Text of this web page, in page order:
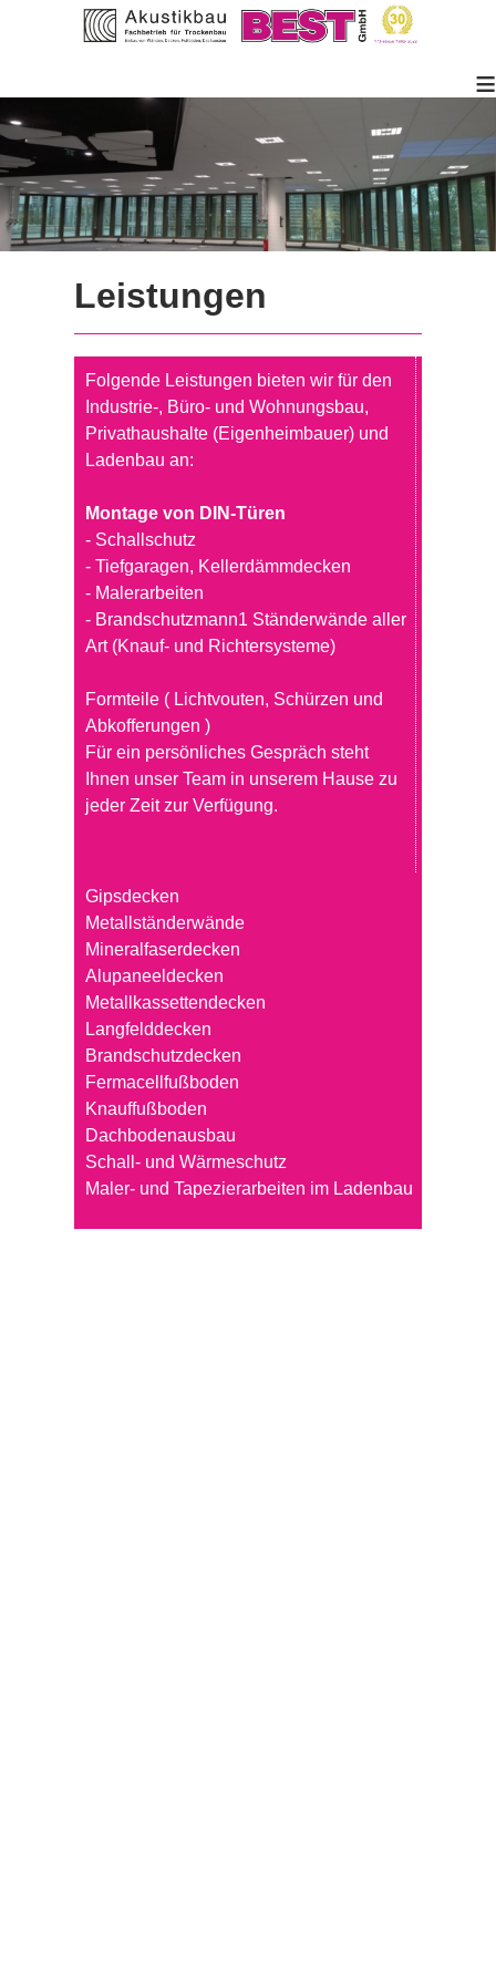
≡
Leistungen
Folgende Leistungen bieten wir für den
Industrie-, Büro- und Wohnungsbau,
Privathaushalte (Eigenheimbauer) und
Ladenbau an:
Montage von DIN-Türen
- Schallschutz
- Tiefgaragen, Kellerdämmdecken
- Malerarbeiten
- Brandschutzmann1 Ständerwände aller
Art (Knauf- und Richtersysteme)
Formteile ( Lichtvouten, Schürzen und
Abkofferungen )
Für ein persönliches Gespräch steht
Ihnen unser Team in unserem Hause zu
jeder Zeit zur Verfügung.
Gipsdecken
Metallständerwände
Mineralfaserdecken
Alupaneeldecken
Metallkassettendecken
Langfelddecken
Brandschutzdecken
Fermacellfußboden
Knauffußboden
Dachbodenausbau
Schall- und Wärmeschutz
Maler- und Tapezierarbeiten im Ladenbau